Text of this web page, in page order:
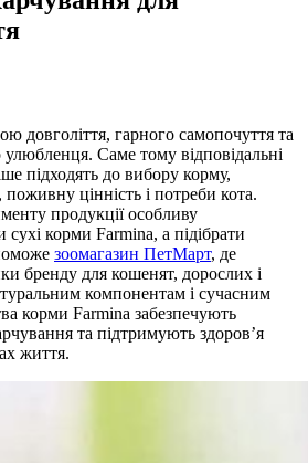
довголіття, гарного самопочуття та
Саме тому відповідальні
підходять до вибору корму,
цінність і потреби кота.
продукції особливу
сухі корми Farmina, а підібрати
зоомагазин ПетМарт, де
бренду для кошенят, дорослих і
компонентам і сучасним
корми Farmina забезпечують
та підтримують здоров’я
життя.